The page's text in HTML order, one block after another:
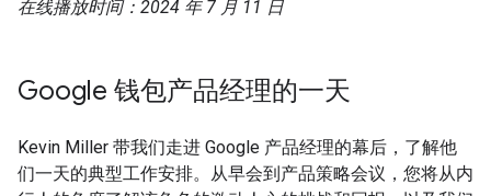
在线播放时间：2024 年 7 月 11 日
Google 钱包产品经理的一天
Kevin Miller 带我们走进 Google 产品经理的幕后，了解他
们一天的典型工作安排。从早会到产品策略会议，您将从内